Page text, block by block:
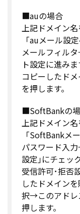
■auの場合
上記ドメイン名
「auメール設
メールフィル
ト設定に進みま
コピーしたド
を押します。
■SoftBankの
上記ドメイン名
「SoftBankメ
パスワード入
設定｣にチェッ
受信許可･拒否
したドメイン
択→このアドレ
押します。